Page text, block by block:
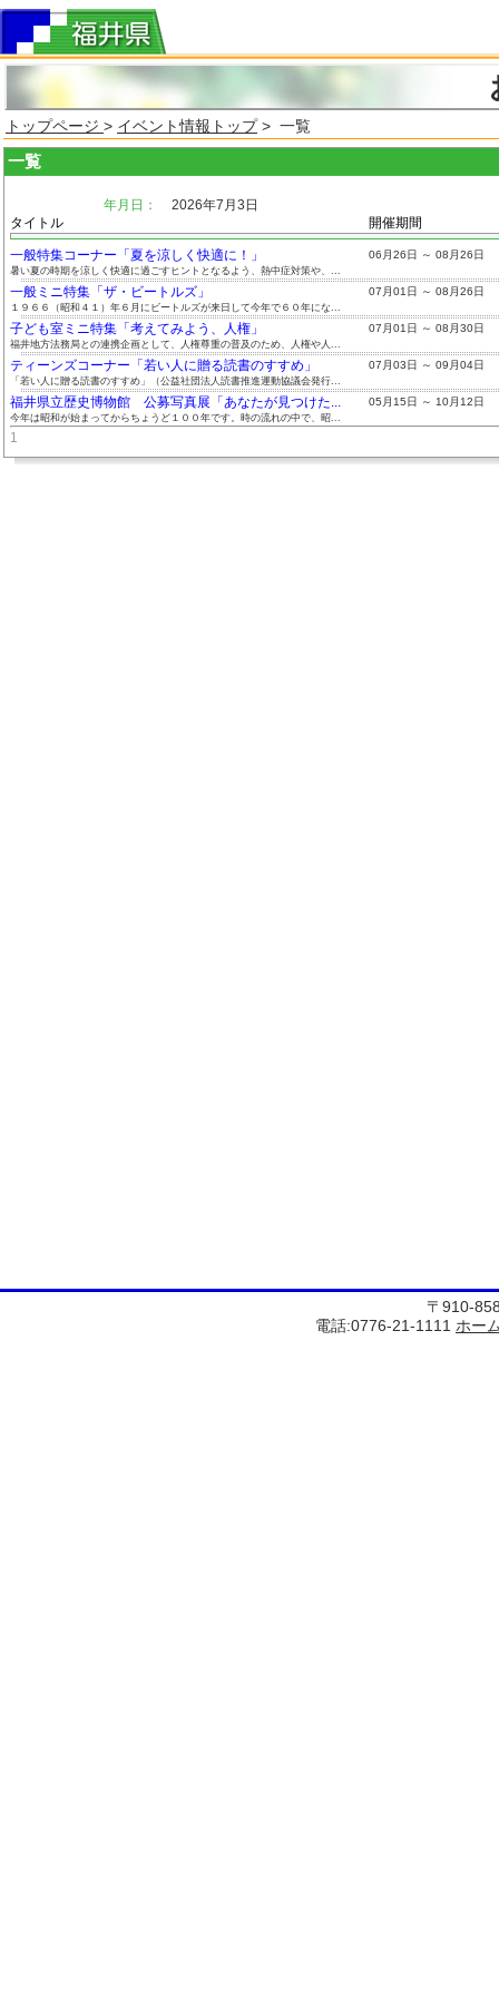
トップページ > イベント情報トップ> 一覧
一覧
年月日：
2026年7月3日
タイトル
開催期間
一般特集コーナー「夏を涼しく快適に！」 06月26日 ～ 08月26日
暑い夏の時期を涼しく快適に過ごすヒントとなるよう、熱中症対策や、...
一般ミニ特集「ザ・ビートルズ」 07月01日 ～ 08月26日
１９６６（昭和４１）年６月にビートルズが来日して今年で６０年にな...
子ども室ミニ特集「考えてみよう、人権」 07月01日 ～ 08月30日
福井地方法務局との連携企画として、人権尊重の普及のため、人権や人...
ティーンズコーナー「若い人に贈る読書のすすめ」 07月03日 ～ 09月04日
「若い人に贈る読書のすすめ」（公益社団法人読書推進運動協議会発行...
福井県立歴史博物館 公募写真展「あなたが見つけた... 05月15日 ～ 10月12日
今年は昭和が始まってからちょうど１００年です。時の流れの中で、昭...
1
〒910-
電話:0776-21-1111 ホー